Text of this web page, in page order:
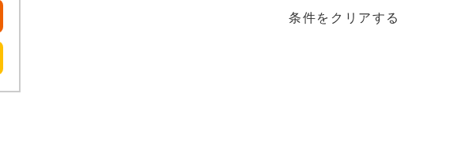
条件をクリアする